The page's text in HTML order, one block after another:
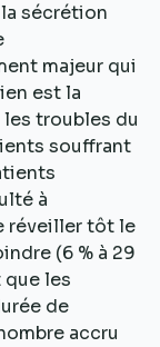
sécrétion
majeur qui
est la
troubles du
souffrant
à
réveiller tôt le
(6 % à 29
que les
de
accru